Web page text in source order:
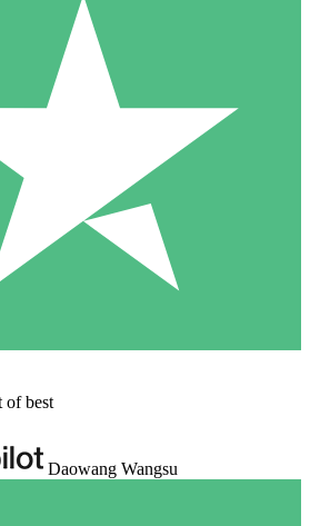
of best
Daowang Wangsu